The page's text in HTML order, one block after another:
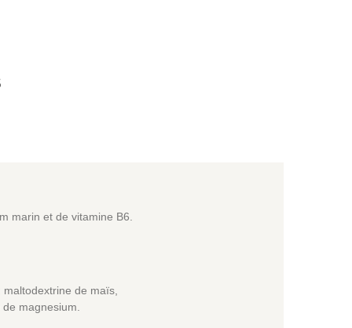
marin et de vitamine B6.
de maïs,
magnesium.